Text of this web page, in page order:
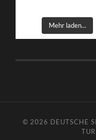
Mehr laden…
© 2026 DEUTSCHE